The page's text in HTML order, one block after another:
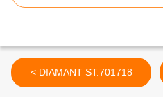
< DIAMANT ST.701718